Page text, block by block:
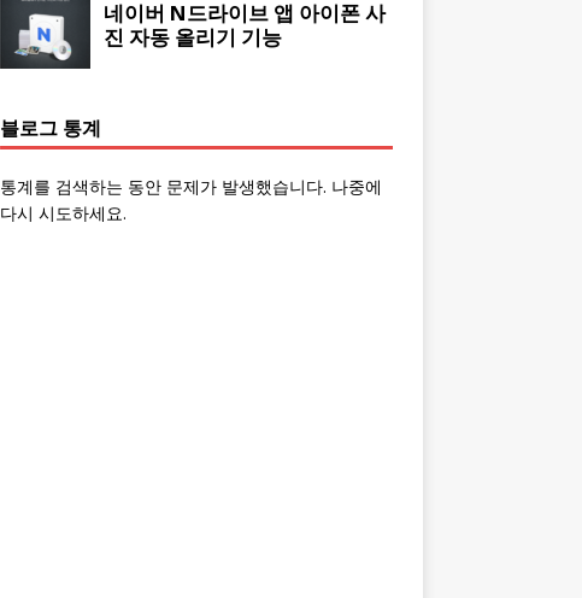
블로그 통계
통계를 검색하는 동안 문제가 발생했습니다. 나중에
다시 시도하세요.